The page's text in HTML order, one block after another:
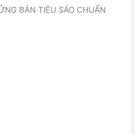
BẢN TIÊU SÁO CHUẨN